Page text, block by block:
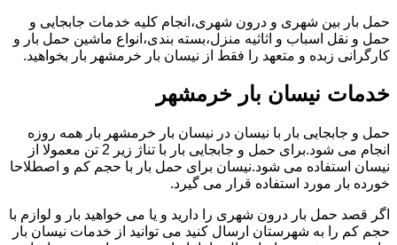
حمل بار بین شهری و درون شهری،انجام کلیه خدمات جابجایی و
حمل و نقل اسباب و اثاثیه منزل،بسته بندی،انواع ماشین حمل بار و
کارگرانی زبده و متعهد را فقط از نیسان بار خرمشهر بار بخواهید.
خدمات نیسان بار خرمشهر
حمل و جابجایی بار با نیسان در نیسان بار خرمشهر بار همه روزه
انجام می شود.برای حمل و جابجایی بار با تناژ زیر 2 تن معمولا از
نیسان استفاده می شود.نیسان برای حمل بار با حجم کم و اصطلاحا
خورده بار مورد استفاده قرار می گیرد.
اگر قصد حمل بار درون شهری را دارید و یا می خواهید بار و لوازم با
حجم کم را به شهرستان ارسال کنید می توانید از خدمات نیسان بار